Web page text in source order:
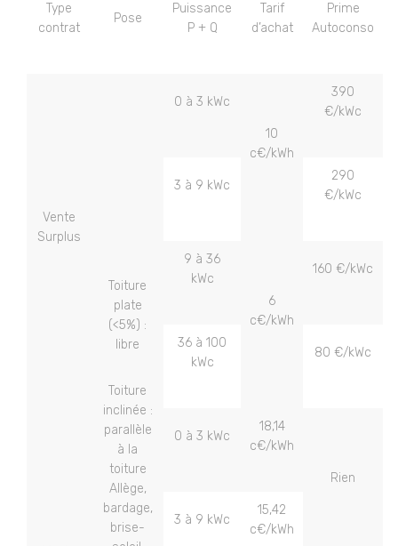
Type
contrat
Pose
Puissance
P + Q
Tarif
d’achat
Prime
Autoconso
Vente
Surplus
Toiture
plate
(<5%) :
libre
Toiture
inclinée :
parallèle
à la
toiture
Allège,
bardage,
brise-
0 à 3 kWc
10
c€/kWh
390
€/kWc
3 à 9 kWc
290
€/kWc
9 à 36
kWc
6
c€/kWh
160 €/kWc
36 à 100
kWc
80 €/kWc
0 à 3 kWc
18,14
c€/kWh
Rien
3 à 9 kWc
15,42
c€/kWh